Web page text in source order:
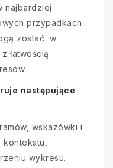
najbardziej
przypadkach.
zostać w
łatwością
następujące
wskazówki i
wykresu.